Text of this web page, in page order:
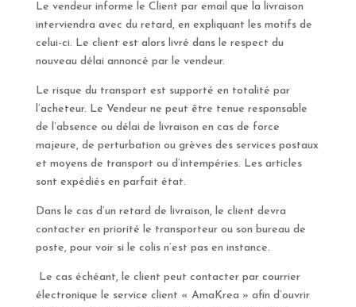
Le vendeur informe le Client par email que la livraison
interviendra avec du retard, en expliquant les motifs de
celui-ci. Le client est alors livré dans le respect du
nouveau délai annoncé par le vendeur.
Le risque du transport est supporté en totalité par
l’acheteur. Le Vendeur ne peut être tenue responsable
de l’absence ou délai de livraison en cas de force
majeure, de perturbation ou grèves des services postaux
et moyens de transport ou d’intempéries. Les articles
sont expédiés en parfait état.
Dans le cas d’un retard de livraison, le client devra
contacter en priorité le transporteur ou son bureau de
poste, pour voir si le colis n’est pas en instance.
Le cas échéant, le client peut contacter par courrier
électronique le service client « AmaKrea » afin d’ouvrir